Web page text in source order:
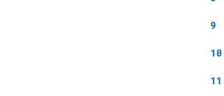
9
10
11